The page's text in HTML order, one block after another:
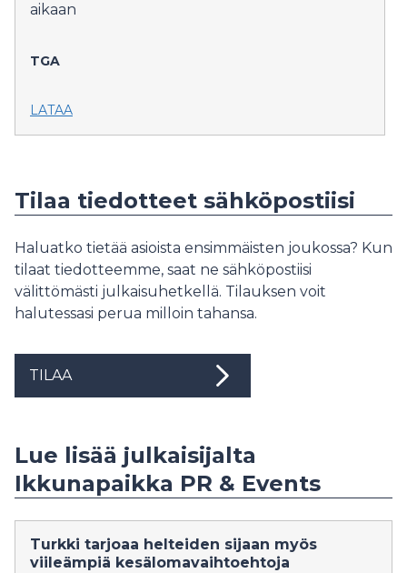
aikaan
TGA
LATAA
Tilaa tiedotteet sähköpostiisi
Haluatko tietää asioista ensimmäisten joukossa? Kun
tilaat tiedotteemme, saat ne sähköpostiisi
välittömästi julkaisuhetkellä. Tilauksen voit
halutessasi perua milloin tahansa.
TILAA
Lue lisää julkaisijalta
Ikkunapaikka PR & Events
Turkki tarjoaa helteiden sijaan myös
viileämpiä kesälomavaihtoehtoja